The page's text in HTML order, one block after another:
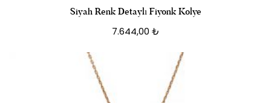
Siyah Renk Detaylı Fiyonk Kolye
7.644,00 ₺